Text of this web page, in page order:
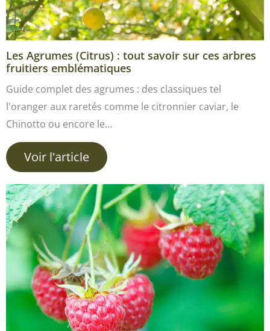
Les Agrumes (Citrus) : tout savoir sur ces arbres
fruitiers emblématiques
Guide complet des agrumes : des classiques tel
l'oranger aux raretés comme le citronnier caviar, le
Chinotto ou encore le…
Voir l'article